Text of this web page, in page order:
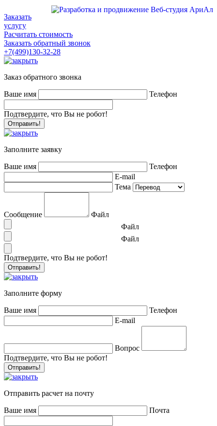
Заказать
услугу
Расчитать стоимость
Заказать обратный звонок
+7(499)130-32-28
Заказ обратного звонка
Ваше имя Телефон
Подтвердите, что Вы не робот!
Заполните заявку
Ваше имя
Телефон
E-mail
Тема
Сообщение
Файл
Файл
Файл
Подтвердите, что Вы не робот!
Заполните форму
Ваше имя
Телефон
E-mail
Вопрос
Подтвердите, что Вы не робот!
Отправить расчет на почту
Ваше имя Почта